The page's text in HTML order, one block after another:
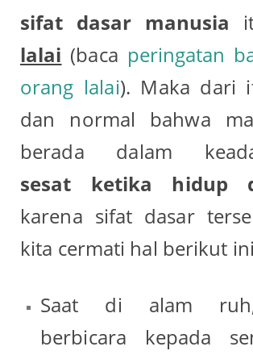
sifat dasar manusia
lalai (baca peringatan
orang lalai). Maka dari
dan normal bahwa
berada dalam
sesat
ketika hidup
karena sifat dasar
kita cermati hal berikut
Saat di alam
berbicara kepada